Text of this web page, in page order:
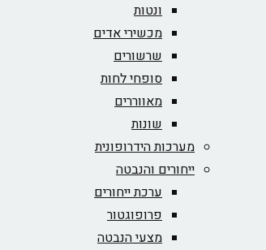
ונטות
מכשירי אדים
שרשורים
סופחי לחות
מאווררים
שונות
מערכות הידרופונית
ייחורים והנבטה
ערכת ייחורים
פרופוגטור
מצעי הנבטה